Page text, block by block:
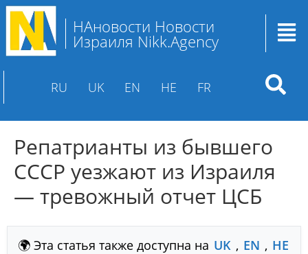
НАновости Новости
Израиля Nikk.Agency
RU UK EN HE FR
Репатрианты из бывшего
СССР уезжают из Израиля
— тревожный отчет ЦСБ
🌍 Эта статья также доступна на UK , EN , HE